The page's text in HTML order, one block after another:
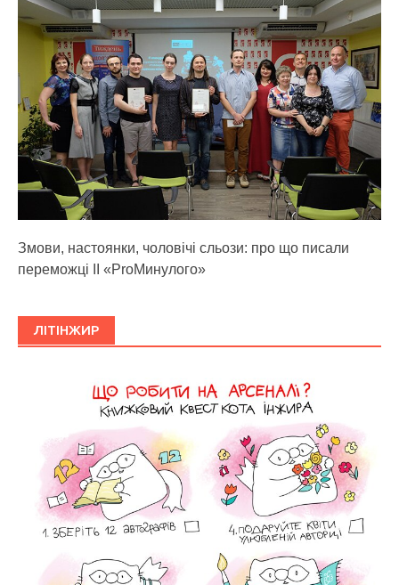
Змови, настоянки, чоловічі сльози: про що писали
переможці ІІ «ProМинулого»
ЛІТІНЖИР